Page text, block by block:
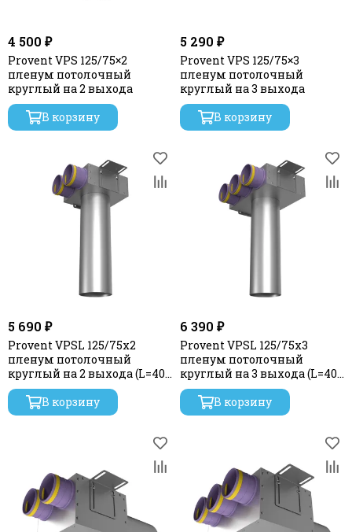
4 500 ₽
Provent VPS 125/75×2
пленум потолочный
круглый на 2 выхода
В корзину
5 290 ₽
Provent VPS 125/75×3
пленум потолочный
круглый на 3 выхода
В корзину
5 690 ₽
Provent VPSL 125/75x2
пленум потолочный
круглый на 2 выхода (L=400
мм)
В корзину
6 390 ₽
Provent VPSL 125/75x3
пленум потолочный
круглый на 3 выхода (L=400
мм)
В корзину